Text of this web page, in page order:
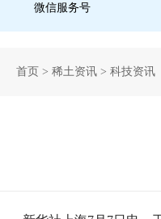
微信服务号
首页 > 稀土资讯 > 科技资讯